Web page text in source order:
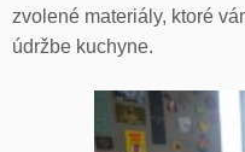
zvolené materiály, ktoré
údržbe kuchyne.